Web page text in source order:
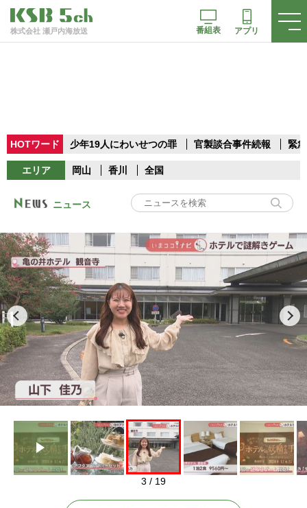
株式会社 瀬戸内海放送 番組表 アプリ
HOTワード 少年19人にわいせつの罪 官製談合事件続報 緊
エリア 岡山 香川 全国
ニュース
Play
3 / 19